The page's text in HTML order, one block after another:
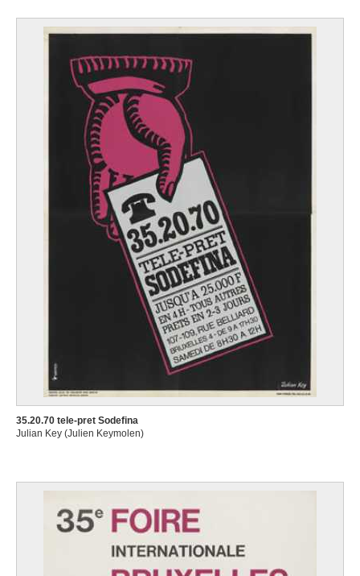
35.20.70 tele-pret Sodefina
Julian Key (Julien Keymolen)